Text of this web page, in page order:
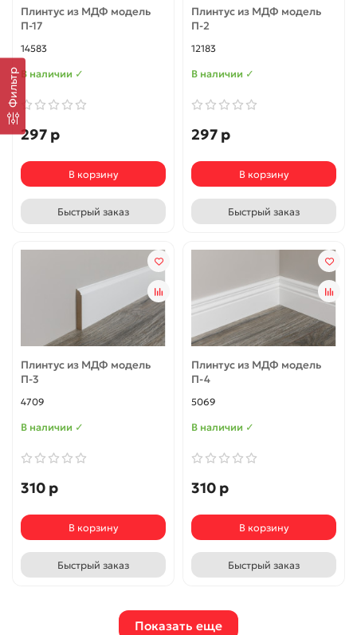
Фильтр
Плинтус из МДФ модель
П-17
14583
В наличии ✓
297 р
В корзину
Быстрый заказ
Плинтус из МДФ модель
П-2
12183
В наличии ✓
297 р
В корзину
Быстрый заказ
Плинтус из МДФ модель
П-3
4709
В наличии ✓
310 р
В корзину
Быстрый заказ
Плинтус из МДФ модель
П-4
5069
В наличии ✓
310 р
В корзину
Быстрый заказ
Показать еще